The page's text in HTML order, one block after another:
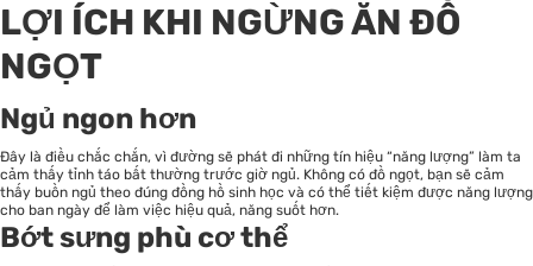
LỢI ÍCH KHI NGỪNG ĂN ĐỒ
NGỌT
Ngủ ngon hơn
Đây là điều chắc chắn, vì đường sẽ phát đi những tín hiệu “năng lượng” làm ta
cảm thấy tỉnh táo bất thường trước giờ ngủ. Không có đồ ngọt, bạn sẽ cảm
thấy buồn ngủ theo đúng đồng hồ sinh học và có thể tiết kiệm được năng lượng
cho ban ngày để làm việc hiệu quả, năng suốt hơn.
Bớt sưng phù cơ thể